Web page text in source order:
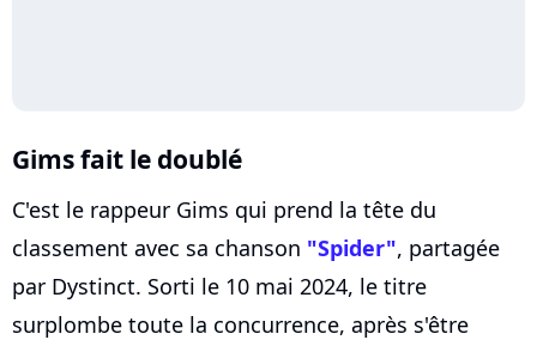
Gims fait le doublé
C'est le rappeur Gims qui prend la tête du
classement avec sa chanson "Spider", partagée
par Dystinct. Sorti le 10 mai 2024, le titre
surplombe toute la concurrence, après s'être